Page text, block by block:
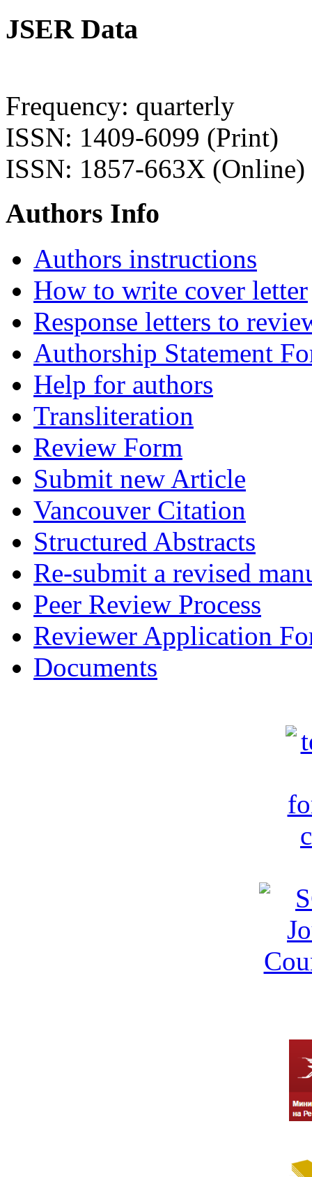
JSER Data
Frequency: quarterly
ISSN: 1409-6099 (Print)
ISSN: 1857-663X (Online)
Authors Info
Authors instructions
How to write cover letter
Response letters to
Authorship Statement
Help for authors
Transliteration
Review Form
Submit new Article
Vancouver Citation
Structured Abstracts
Re-submit a revised
Peer Review Process
Reviewer Application
Documents